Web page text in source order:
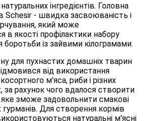
інгредієнтів. Головна
Schesir - швидка засвоюваність і
який може
в якості профілактики набору
боротьби із зайвими кілограмами.
для пухнастих домашніх тварин
від використання
м'яса, риби і різних
за рахунок чого вдалося створити
зможе задовольнити смакові
Для створення кормів
натуральні м'ясні